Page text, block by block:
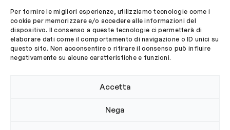
Per fornire le migliori esperienze, utilizziamo tecnologie come i
cookie per memorizzare e/o accedere alle informazioni del
dispositivo. Il consenso a queste tecnologie ci permetterà di
elaborare dati come il comportamento di navigazione o ID unici su
questo sito. Non acconsentire o ritirare il consenso può influire
negativamente su alcune caratteristiche e funzioni.
Accetta
Nega
Segui OBLA su Accedi a My OBLA